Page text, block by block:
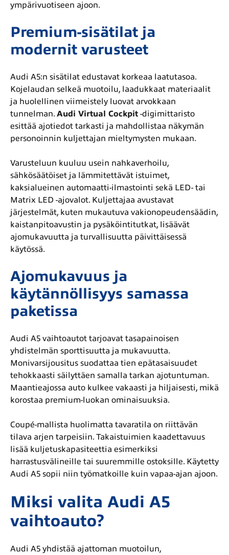
ympärivuotiseen ajoon.
Premium-sisätilat ja
modernit varusteet
Audi A5:n sisätilat edustavat korkeaa laatutasoa.
Kojelaudan selkeä muotoilu, laadukkaat materiaalit
ja huolellinen viimeistely luovat arvokkaan
tunnelman. Audi Virtual Cockpit -digimittaristo
esittää ajotiedot tarkasti ja mahdollistaa näkymän
personoinnin kuljettajan mieltymysten mukaan.
Varusteluun kuuluu usein nahkaverhoilu,
sähkösäätöiset ja lämmitettävät istuimet,
kaksialueinen automaatti-ilmastointi sekä LED- tai
Matrix LED -ajovalot. Kuljettajaa avustavat
järjestelmät, kuten mukautuva vakionopeudensäädin,
kaistanpitoavustin ja pysäköintitutkat, lisäävät
ajomukavuutta ja turvallisuutta päivittäisessä
käytössä.
Ajomukavuus ja
käytännöllisyys samassa
paketissa
Audi A5 vaihtoautot tarjoavat tasapainoisen
yhdistelmän sporttisuutta ja mukavuutta.
Monivarsijousitus suodattaa tien epätasaisuudet
tehokkaasti säilyttäen samalla tarkan ajotuntuman.
Maantieajossa auto kulkee vakaasti ja hiljaisesti, mikä
korostaa premium-luokan ominaisuuksia.
Coupé-mallista huolimatta tavaratila on riittävän
tilava arjen tarpeisiin. Takaistuimien kaadettavuus
lisää kuljetuskapasiteettia esimerkiksi
harrastusvälineille tai suuremmille ostoksille. Käytetty
Audi A5 sopii niin työmatkoille kuin vapaa-ajan ajoon.
Miksi valita Audi A5
vaihtoauto?
Audi A5 yhdistää ajattoman muotoilun,